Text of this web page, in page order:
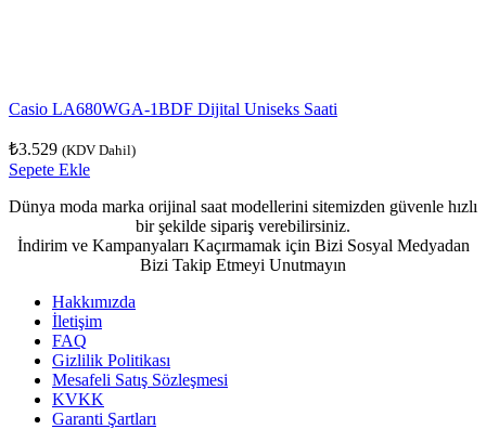
Casio LA680WGA-1BDF Dijital Uniseks Saati
₺3.529 (KDV Dahil)
Sepete Ekle
Dünya moda marka orijinal saat modellerini sitemizden güvenle hızlı
bir şekilde sipariş verebilirsiniz.
İndirim ve Kampanyaları Kaçırmamak için Bizi Sosyal Medyadan
Bizi Takip Etmeyi Unutmayın
Hakkımızda
İletişim
FAQ
Gizlilik Politikası
Mesafeli Satış Sözleşmesi
KVKK
Garanti Şartları